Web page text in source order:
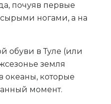
почуяв первые
ногами, а на
обуви в Туле (или
земля
океаны, которые
момент.